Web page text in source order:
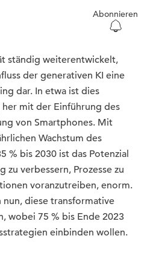
Abonnieren
ständig weiterentwickelt,
der generativen KI eine
dar. In etwa ist dies
mit der Einführung des
von Smartphones. Mit
Wachstum des
% bis 2030 ist das Potenzial
zu verbessern, Prozesse zu
voranzutreiben, enorm.
diese transformative
wobei 75 % bis Ende 2023
einbinden wollen.